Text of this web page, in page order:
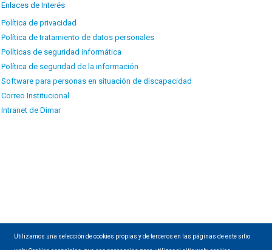
Utilizamos una selección de cookies propias y de terceros en las páginas de este sitio
Enlaces de Interés
Política de privacidad
Política de tratamiento de datos personales
Políticas de seguridad informática
Política de seguridad de la información
Software para personas en situación de discapacidad
Correo Institucional
Intranet de Dimar